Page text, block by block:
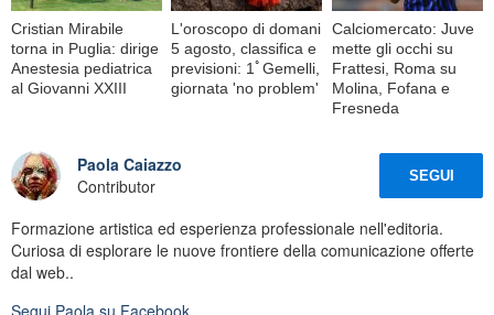
Cristian Mirabile
torna in Puglia: dirige
Anestesia pediatrica
al Giovanni XXIII
L'oroscopo di domani
5 agosto, classifica e
previsioni: 1ﾟGemelli,
giornata 'no problem'
Calciomercato: Juve
mette gli occhi su
Frattesi, Roma su
Molina, Fofana e
Fresneda
Paola Caiazzo
Contributor
SEGUI
Formazione artistica ed esperienza professionale nell'editoria.
Curiosa di esplorare le nuove frontiere della comunicazione offerte
dal web..
Segui Paola su Facebook